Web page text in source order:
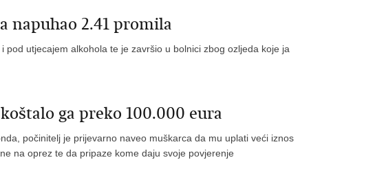
napuhao 2.41 promila
utjecajem alkohola te je završio u bolnici zbog ozljeda koje ja
ga preko 100.000 eura
počinitelj je prijevarno naveo muškarca da mu uplati veći iznos
na oprez te da pripaze kome daju svoje povjerenje